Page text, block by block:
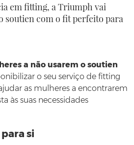
em fitting, a Triumph vai
com o fit perfeito para
a não usarem o soutien
o seu serviço de fitting
as mulheres a encontrarem
às suas necessidades
si